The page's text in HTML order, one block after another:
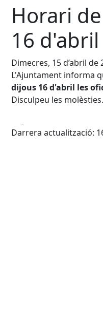
Horari
16 d'abril
Dimecres, 15 d’abril de
L'Ajuntament informa
dijous 16 d'abril les
Disculpeu les molèsties.
Darrera actualització: